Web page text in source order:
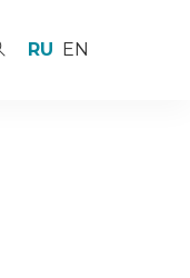
RU EN